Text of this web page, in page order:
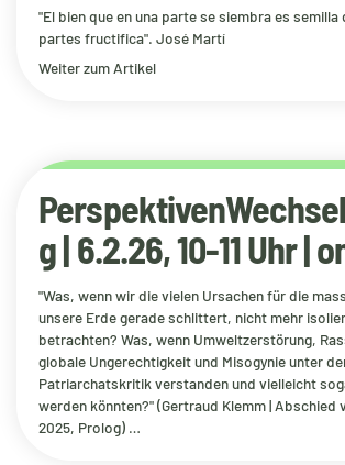
"El bien que en una parte se siembra es semilla
partes fructifica". José Martí
Weiter zum Artikel
g | 6.2.26, 10-11 Uhr |
"Was, wenn wir die vielen Ursachen für die
unsere Erde gerade schlittert, nicht mehr
betrachten? Was, wenn Umweltzerstörung,
globale Ungerechtigkeit und Misogynie unter
Patriarchatskritik verstanden und vielleicht
werden könnten?" (Gertraud Klemm | Abschied
2025, Prolog) …